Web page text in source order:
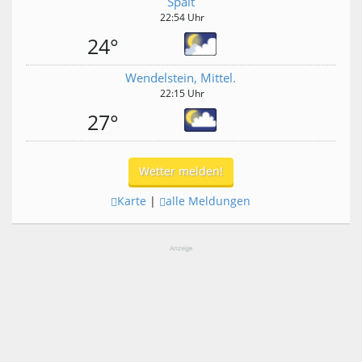
22:54 Uhr
24°
Wendelstein, Mittel.
22:15 Uhr
27°
Wetter melden!
Karte | alle Meldungen
Anzeige